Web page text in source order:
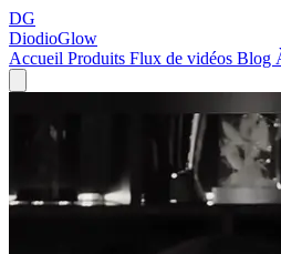
DG
DiodioGlow
Accueil Produits Flux de vidéos Blog